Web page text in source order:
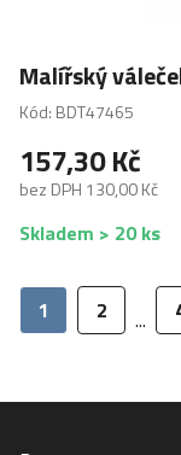
Malířský
Kód: BDT47465
157,30 Kč
bez DPH 130,00 Kč
Skladem > 20 ks
1 2 ...